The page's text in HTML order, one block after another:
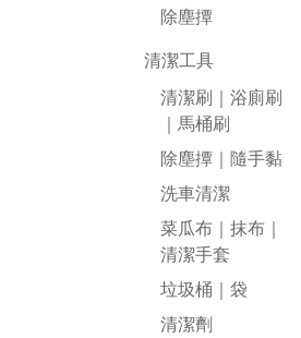
除塵撢
清潔工具
清潔刷｜浴廁刷
｜馬桶刷
除塵撢｜隨手黏
洗車清潔
菜瓜布｜抹布｜
清潔手套
垃圾桶｜袋
清潔劑